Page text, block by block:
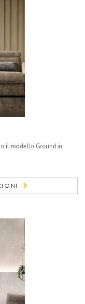
il modello Ground in